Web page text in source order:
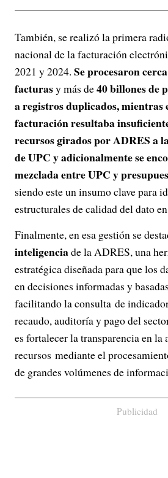
También, se realizó la primera
nacional de la facturación
2021 y 2024. Se procesaron
facturasy más de40 billones de
a registros duplicados, mientras
facturación resultaba
recursos girados por ADRES a
de UPC y adicionalmente se
mezclada entre UPC y
siendo este un insumo clave para
estructurales de calidad del dato
Finalmente, en esa gestión se
inteligenciade la ADRES, una
estratégica diseñada para que los
en decisiones informadas y
facilitando la consulta de
recaudo, auditoría y pago del
es fortalecer la transparencia en
recursos mediante el
de grandes volúmenes de
Publicidad